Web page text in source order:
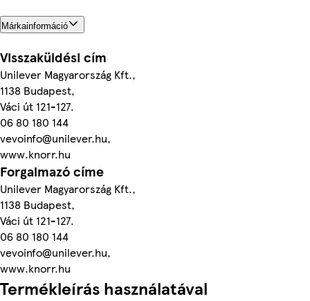
Márkainformáció
Visszaküldési cím
Unilever Magyarország Kft.,
1138 Budapest,
Váci út 121-127.
06 80 180 144
vevoinfo@unilever.hu,
www.knorr.hu
Forgalmazó címe
Unilever Magyarország Kft.,
1138 Budapest,
Váci út 121-127.
06 80 180 144
vevoinfo@unilever.hu,
www.knorr.hu
Termékleírás használatával